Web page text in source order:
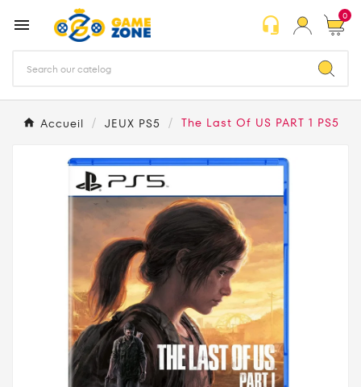
 headset_mic 0
Accueil JEUX PS5 The Last Of US PART 1 PS5